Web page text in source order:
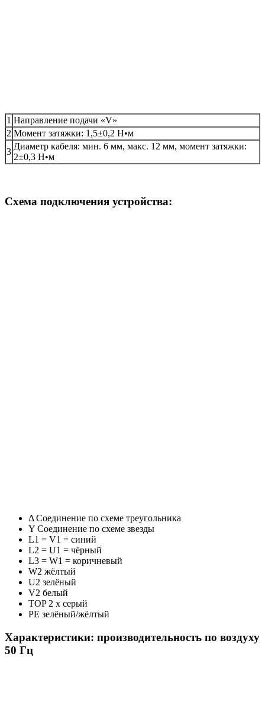
1 Направление подачи «V»
2 Момент затяжки: 1,5±0,2 Н•м
3
Диаметр кабеля: мин. 6 мм, макс. 12 мм, момент затяжки:
2±0,3 Н•м
Схема подключения устройства:
Δ Соединение по схеме треугольника
Y Соединение по схеме звезды
L1 = V1 = синий
L2 = U1 = чёрный
L3 = W1 = коричневый
W2 жёлтый
U2 зелёный
V2 белый
TOP 2 x серый
PE зелёный/жёлтый
Характеристики: производительность по воздуху
50 Гц